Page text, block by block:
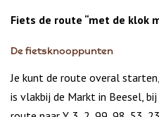
Fiets de route “met de klok
De fietsknooppunten
Je kunt de route overal
is vlakbij de Markt in Beesel,